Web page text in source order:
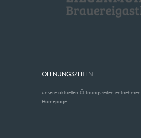
ÖFFNUNGSZEITEN
unsere aktuellen Öffnungszeiten
Homepage.